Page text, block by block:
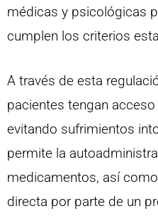
médicas y psicológicas
cumplen los criterios
A través de esta
pacientes tengan
evitando sufrimientos
permite la
medicamentos, así
directa por parte de un